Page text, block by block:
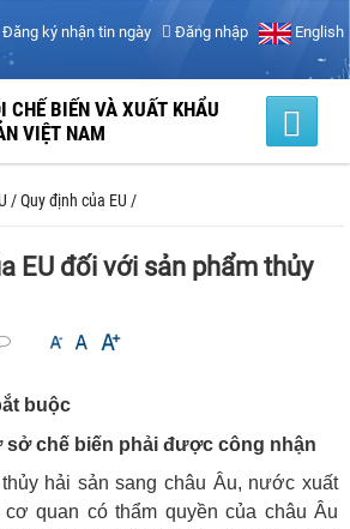
Đăng ký nhận tin ngày Đăng nhập English
CHẾ BIẾN VÀ XUẤT KHẨU
VIỆT NAM
/Quy định của EU /
EU đối với sản phẩm thủy
buộc
sở chế biến phải được công nhận
hải sản sang châu Âu, nước xuất
quan có thẩm quyền của châu Âu